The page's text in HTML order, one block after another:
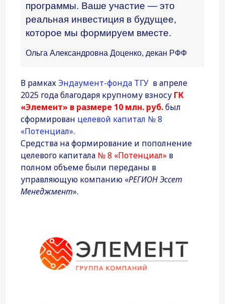
программы. Ваше участие — это
реальная инвестиция в будущее,
которое мы формируем вместе.
Ольга Александровна Доценко, декан РФФ
В рамкахЭндаумент-фонда ТГУ в апреле
2025 года благодаря крупному взносу ГК
«Элемент» в размере 10 млн. руб.был
сформирован целевой капитал № 8
«Потенциал».
Средства на формирование и пополнение
целевого капитала № 8 «Потенциал» в
полном объеме были переданы в
управляющую компанию «РЕГИОН Эссет
Менеджмент».